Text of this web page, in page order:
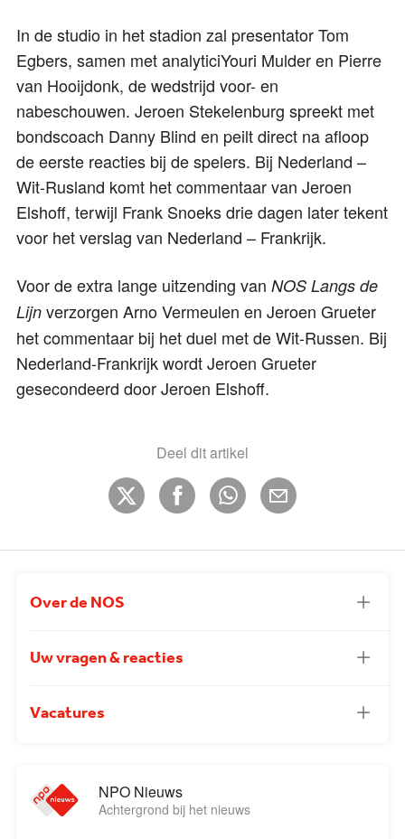
In de studio in het stadion zal presentator Tom
Egbers, samen met analyticiYouri Mulder en Pierre
van Hooijdonk, de wedstrijd voor- en
nabeschouwen. Jeroen Stekelenburg spreekt met
bondscoach Danny Blind en peilt direct na afloop
de eerste reacties bij de spelers. Bij Nederland –
Wit-Rusland komt het commentaar van Jeroen
Elshoff, terwijl Frank Snoeks drie dagen later tekent
voor het verslag van Nederland – Frankrijk.
Voor de extra lange uitzending van NOS Langs de
Lijn verzorgen Arno Vermeulen en Jeroen Grueter
het commentaar bij het duel met de Wit-Russen. Bij
Nederland-Frankrijk wordt Jeroen Grueter
gesecondeerd door Jeroen Elshoff.
Deel dit artikel
Over de NOS
Uw vragen & reacties
Vacatures
NPO Nieuws
Achtergrond bij het nieuws